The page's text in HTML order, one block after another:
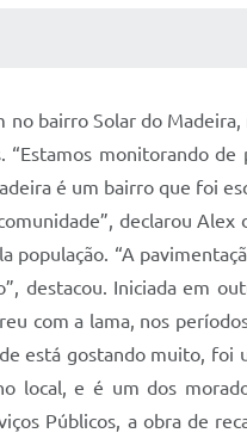
bairro Solar do
monitorando
é um bairro que foi
declarou
“A
destacou. Iniciada em
com a lama, nos
está gostando muito,
local, e é um dos
Públicos, a obra de